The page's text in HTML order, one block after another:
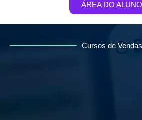
ÁREA DO ALUNO
Cursos de Vendas